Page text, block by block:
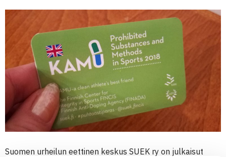
Suomen urheilun eettinen keskus SUEK ry on julkaisut